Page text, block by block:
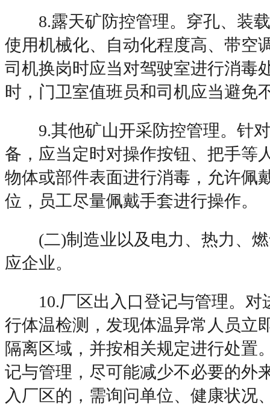
8.露天矿防控管理。穿孔、装载
使用机械化、自动化程度高、带空
司机换岗时应当对驾驶室进行消毒
时，门卫室值班员和司机应当避免
9.其他矿山开采防控管理。针对
备，应当定时对操作按钮、把手等
物体或部件表面进行消毒，允许佩
位，员工尽量佩戴手套进行操作。
(二)制造业以及电力、热力、燃
应企业。
10.厂区出入口登记与管理。对
行体温检测，发现体温异常人员立
隔离区域，并按相关规定进行处置
记与管理，尽可能减少不必要的外
入厂区的，需询问单位、健康状况